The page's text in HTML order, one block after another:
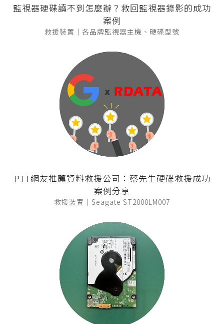
監視器硬碟讀不到怎麼辦？救回監視器錄影的成功
案例
救援裝置｜各品牌監視器主機、硬碟型號
PTT網友推薦資料救援公司：蔡先生硬碟救援成功
案例分享
救援裝置｜Seagate ST2000LM007